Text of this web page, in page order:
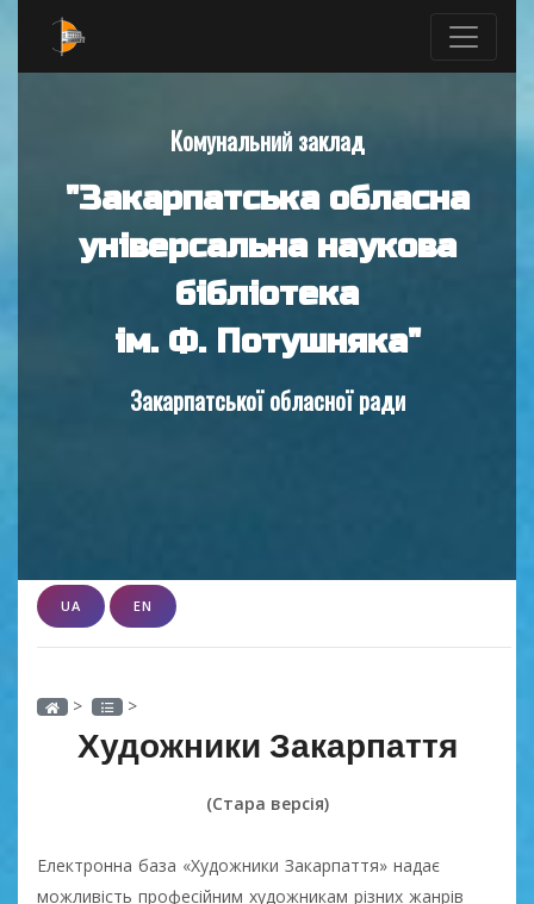
Комунальний заклад
"Закарпатська обласна
універсальна наукова
бібліотека
ім. Ф. Потушняка"
Закарпатської обласної ради
UA EN
> >
Художники Закарпаття
(Стара версія)
Електронна база «Художники Закарпаття» надає
можливість професійним художникам різних жанрів